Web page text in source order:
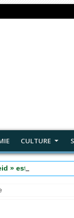
CULTURE
» est tombé :